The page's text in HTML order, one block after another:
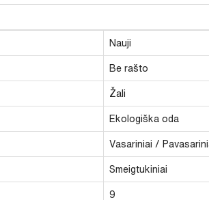
Nauji
Be rašto
Žali
Ekologiška oda
Vasariniai /
Smeigtukiniai
9